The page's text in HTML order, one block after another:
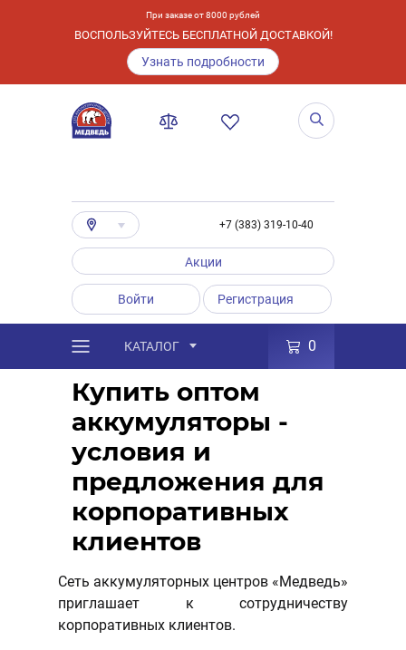
При заказе от 8000 рублей
ВОСПОЛЬЗУЙТЕСЬ БЕСПЛАТНОЙ ДОСТАВКОЙ!
Узнать подробности
+7 (383) 319-10-40
Акции
Войти Регистрация
КАТАЛОГ 0
Оптовым покупателям
Купить оптом
аккумуляторы -
условия и
предложения для
корпоративных
клиентов
Сеть аккумуляторных центров «Медведь»
приглашает к сотрудничеству
корпоративных клиентов.